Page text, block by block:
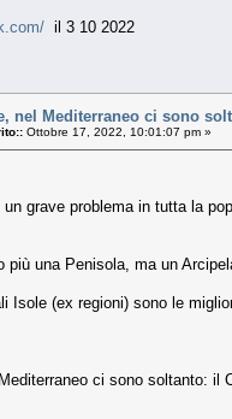
il 3 10 2022
nel Mediterraneo ci sono
Ottobre 17, 2022, 10:01:07 pm »
grave problema in tutta la
una Penisola, ma un
Isole (ex regioni) sono le
ci sono soltanto: il